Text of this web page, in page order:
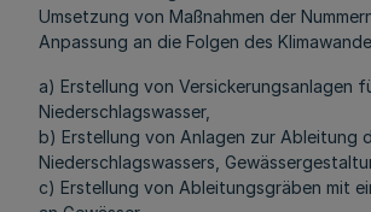
Umsetzung von Maßnahmen der
Anpassung an die Folgen des
a) Erstellung von Versickerungsanlagen
Niederschlagswasser,
b) Erstellung von Anlagen zur Ableitung
Niederschlagswassers,
c) Erstellung von Ableitungsgräben mit